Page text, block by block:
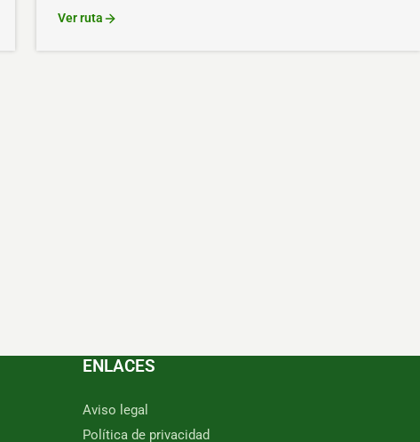
Ver ruta
ENLACES
Aviso legal
Política de privacidad